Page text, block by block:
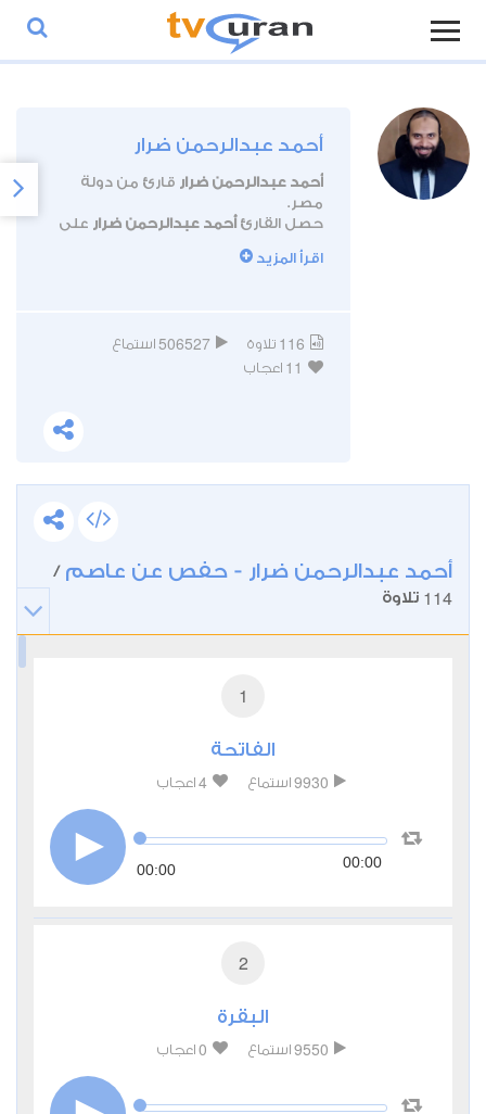
أحمد عبدالرحمن ضرار
أحمد عبدالرحمن ضرار قارئ من دولة
مصر.
حصل القارئ أحمد عبدالرحمن ضرار على
رواية حفص عن عاصم ومتون الجزرية
اقرأ المزيد
116 تلاوة 506527 استماع
11 اعجاب
أحمد عبدالرحمن ضرار - حفص عن عاصم /
114 تلاوة
1
الفاتحة
9930 استماع 4 اعجاب
00:00 00:00
2
البقرة
9550 استماع 0 اعجاب